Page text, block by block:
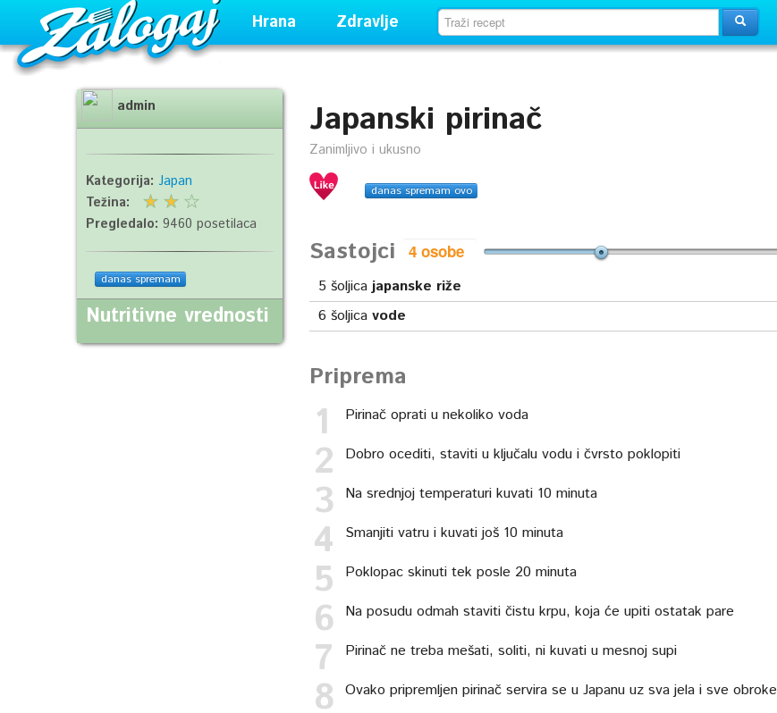
Hrana Zdravlje
Japanski pirinač
Zanimljivo i ukusno
danas spremam ovo
Sastojci
5 šoljica japanske riže
6 šoljica vode
Priprema
Pirinač oprati u nekoliko voda
Dobro ocediti, staviti u ključalu vodu i čvrsto poklopiti
Na srednjoj temperaturi kuvati 10 minuta
Smanjiti vatru i kuvati još 10 minuta
Poklopac skinuti tek posle 20 minuta
Na posudu odmah staviti čistu krpu, koja će upiti ostatak pare
Pirinač ne treba mešati, soliti, ni kuvati u mesnoj supi
Ovako pripremljen pirinač servira se u Japanu uz sva jela i sve obroke
admin
Kategorija: Japan
Težina:
Pregledalo: 9460 posetilaca
danas spremam
Nutritivne vrednosti